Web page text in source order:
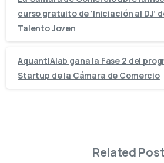
curso gratuito de ‘Iniciación al DJ’
Talento Joven
AquantIAlab gana la Fase 2 del
Startup de la Cámara de Comercio
Related